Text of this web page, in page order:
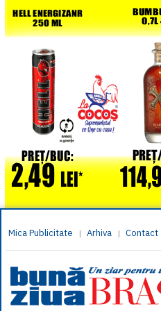
Mica Publicitate | Arhiva | Contact